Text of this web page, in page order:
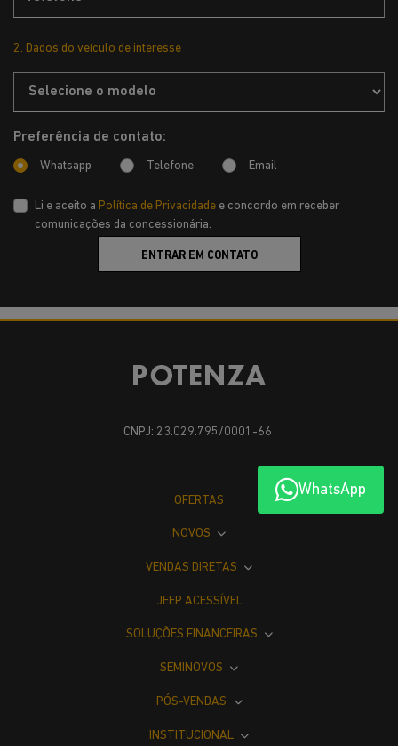
2. Dados do veículo de interesse
Preferência de contato:
Whatsapp Telefone Email
Li e aceito a Política de Privacidade e concordo em receber
comunicações da concessionária.
ENTRAR EM CONTATO
WhatsApp
CNPJ: 23.029.795/0001-66
OFERTAS
NOVOS
VENDAS DIRETAS
JEEP ACESSÍVEL
SOLUÇÕES FINANCEIRAS
SEMINOVOS
PÓS-VENDAS
INSTITUCIONAL